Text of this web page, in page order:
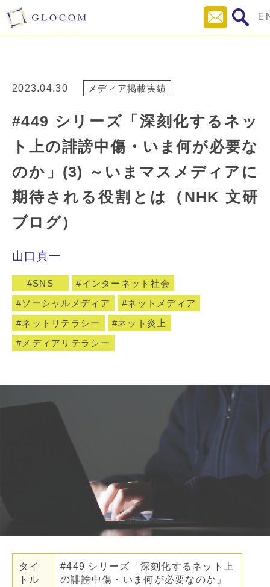
2023.04.30 メディア掲載実績
#449 シリーズ「深刻化するネッ
ト上の誹謗中傷・いま何が必要な
のか」(3) ～いまマスメディアに
期待される役割とは（NHK 文研
ブログ）
山口真一
SNS
インターネット社会
ソーシャルメディア
ネットメディア
ネットリテラシー
ネット炎上
メディアリテラシー
タイ
トル
#449 シリーズ「深刻化するネット上
の誹謗中傷・いま何が必要なのか」